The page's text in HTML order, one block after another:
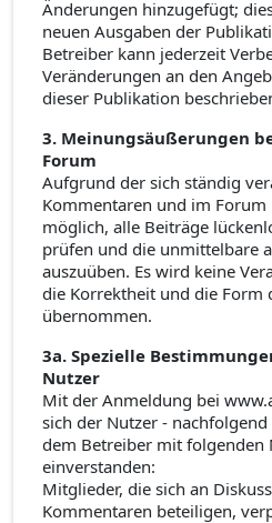
Änderungen hinzugefügt;
neuen Ausgaben der
Betreiber kann jederzeit
Veränderungen an den
dieser Publikation
3. Meinungsäußerungen
Forum
Aufgrund der sich ständig
Kommentaren und im
möglich, alle Beiträge
prüfen und die unmittelbare
auszuüben. Es wird keine
die Korrektheit und die Form
übernommen.
3a. Spezielle
Nutzer
Mit der Anmeldung bei
sich der Nutzer -
dem Betreiber mit folgenden
einverstanden:
Mitglieder, die sich an
Kommentaren beteiligen,